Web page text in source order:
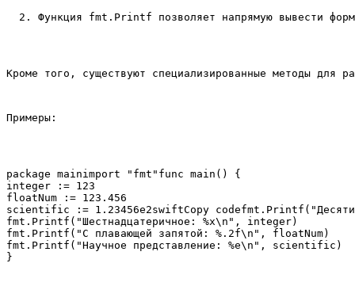
Функция fmt.Printf позволяет напрямую вывести
Кроме того, существуют специализированные методы для
Примеры:
package mainimport "fmt"func main() {
integer := 123
floatNum := 123.456
scientific := 1.23456e2swiftCopy
fmt.Printf("Шестнадцатеричное: %x\n", integer)
fmt.Printf("С плавающей запятой: %.2f\n", floatNum)
fmt.Printf("Научное представление: %e\n", scientific)